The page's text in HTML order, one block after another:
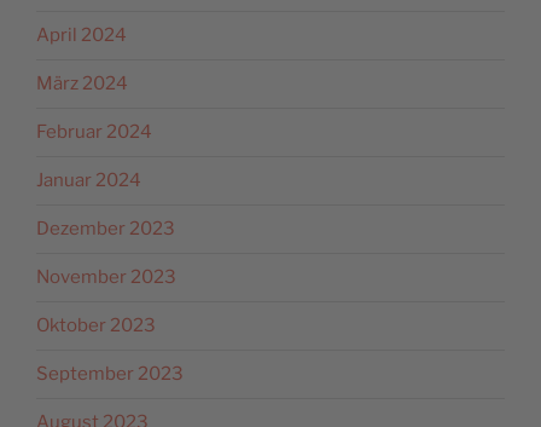
April 2024
März 2024
Februar 2024
Januar 2024
Dezember 2023
November 2023
Oktober 2023
September 2023
August 2023